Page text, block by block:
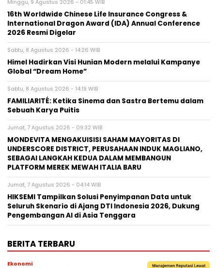
Minggu, 9 Agustus 2026 - 01:45 WIB
16th Worldwide Chinese Life Insurance Congress &
International Dragon Award (IDA) Annual Conference
2026 Resmi Digelar
Sabtu, 8 Agustus 2026 - 14:26 WIB
Himel Hadirkan Visi Hunian Modern melalui Kampanye
Global “Dream Home”
Sabtu, 8 Agustus 2026 - 14:19 WIB
FAMILIARITÉ: Ketika Sinema dan Sastra Bertemu dalam
Sebuah Karya Puitis
Jumat, 7 Agustus 2026 - 09:32 WIB
MONDEVITA MENGAKUISISI SAHAM MAYORITAS DI
UNDERSCORE DISTRICT, PERUSAHAAN INDUK MAGLIANO,
SEBAGAI LANGKAH KEDUA DALAM MEMBANGUN
PLATFORM MEREK MEWAH ITALIA BARU
Jumat, 7 Agustus 2026 - 04:14 WIB
HIKSEMI Tampilkan Solusi Penyimpanan Data untuk
Seluruh Skenario di Ajang DTI Indonesia 2026, Dukung
Pengembangan AI di Asia Tenggara
BERITA TERBARU
Ekonomi